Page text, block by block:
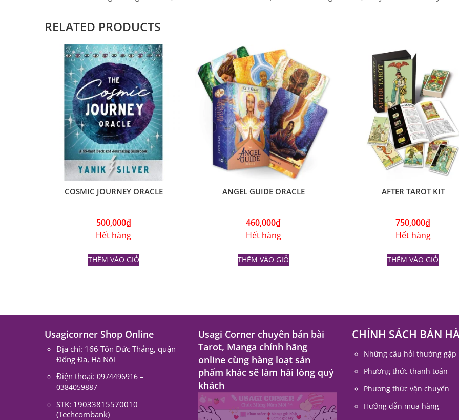
COSMIC JOURNEY ORACLE
Hết hàng
THÊM VÀO GIỎ
ANGEL GUIDE ORACLE
Hết hàng
THÊM VÀO GIỎ
AFTER TAROT KIT
Hết hàng
THÊM VÀO GIỎ
Usagicorner Shop Online
Địa chỉ: 166 Tôn Đức Thắng, quận
Đống Đa, Hà Nội
Điện thoại:0974496916
STK: 19033815570010
Chủ tài khoản: NGUYEN THI THUY
Usagi Corner chuyên bán bài
Tarot, Manga chính hãng
online cùng hàng loạt sản
phẩm khác sẽ làm hài lòng quý
khách
CHÍNH SÁCH BÁN
Những câu hỏi thường gặp
Phương thức thanh toán
Phương thức vận chuyển
Hướng dẫn mua hàng
Chính sách bảo hành bài